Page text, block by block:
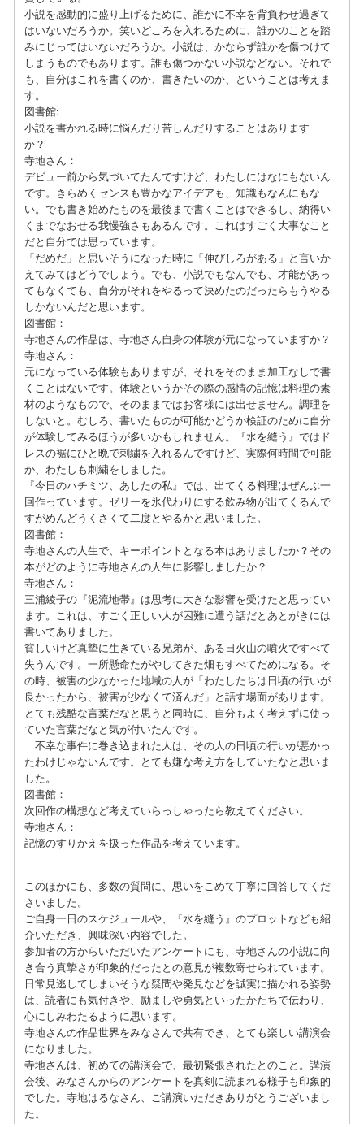
小説を感動的に盛り上げるために、誰かに不幸を背負わせ過ぎて
はいないだろうか。笑いどころを入れるために、誰かのことを踏
みにじってはいないだろうか。小説は、かならず誰かを傷つけて
しまうものでもあります。誰も傷つかない小説などない。それで
も、自分はこれを書くのか、書きたいのか、ということは考えま
す。
図書館:
小説を書かれる時に悩んだり苦しんだりすることはあります
か？
寺地さん：
デビュー前から気づいてたんですけど、わたしにはなにもないん
です。きらめくセンスも豊かなアイデアも、知識もなんにもな
い。でも書き始めたものを最後まで書くことはできるし、納得い
くまでなおせる我慢強さもあるんです。これはすごく大事なこと
だと自分では思っています。
「だめだ」と思いそうになった時に「伸びしろがある」と言いか
えてみてはどうでしょう。でも、小説でもなんでも、才能があっ
てもなくても、自分がそれをやるって決めたのだったらもうやる
しかないんだと思います。
図書館：
寺地さんの作品は、寺地さん自身の体験が元になっていますか？
寺地さん：
元になっている体験もありますが、それをそのまま加工なしで書
くことはないです。体験というかその際の感情の記憶は料理の素
材のようなもので、そのままではお客様には出せません。調理を
しないと。むしろ、書いたものが可能かどうか検証のために自分
が体験してみるほうが多いかもしれません。『水を縫う』ではド
レスの裾にひと晩で刺繍を入れるんですけど、実際何時間で可能
か、わたしも刺繍をしました。
『今日のハチミツ、あしたの私』では、出てくる料理はぜんぶ一
回作っています。ゼリーを氷代わりにする飲み物が出てくるんで
すがめんどうくさくて二度とやるかと思いました。
図書館：
寺地さんの人生で、キーポイントとなる本はありましたか？その
本がどのように寺地さんの人生に影響しましたか？
寺地さん：
三浦綾子の『泥流地帯』は思考に大きな影響を受けたと思ってい
ます。これは、すごく正しい人が困難に遭う話だとあとがきには
書いてありました。
貧しいけど真摯に生きている兄弟が、ある日火山の噴火ですべて
失うんです。一所懸命たがやしてきた畑もすべてだめになる。そ
の時、被害の少なかった地域の人が「わたしたちは日頃の行いが
良かったから、被害が少なくて済んだ」と話す場面があります。
とても残酷な言葉だなと思うと同時に、自分もよく考えずに使っ
ていた言葉だなと気が付いたんです。
不幸な事件に巻き込まれた人は、その人の日頃の行いが悪かっ
たわけじゃないんです。とても嫌な考え方をしていたなと思いま
した。
図書館：
次回作の構想など考えていらっしゃったら教えてください。
寺地さん：
記憶のすりかえを扱った作品を考えています。
このほかにも、多数の質問に、思いをこめて丁寧に回答してくだ
さいました。
ご自身一日のスケジュールや、『水を縫う』のプロットなども紹
介いただき、興味深い内容でした。
参加者の方からいただいたアンケートにも、寺地さんの小説に向
き合う真摯さが印象的だったとの意見が複数寄せられています。
日常見逃してしまいそうな疑問や発見などを誠実に描かれる姿勢
は、読者にも気付きや、励ましや勇気といったかたちで伝わり、
心にしみわたるように思います。
寺地さんの作品世界をみなさんで共有でき、とても楽しい講演会
になりました。
寺地さんは、初めての講演会で、最初緊張されたとのこと。講演
会後、みなさんからのアンケートを真剣に読まれる様子も印象的
でした。寺地はるなさん、ご講演いただきありがとうございまし
た。